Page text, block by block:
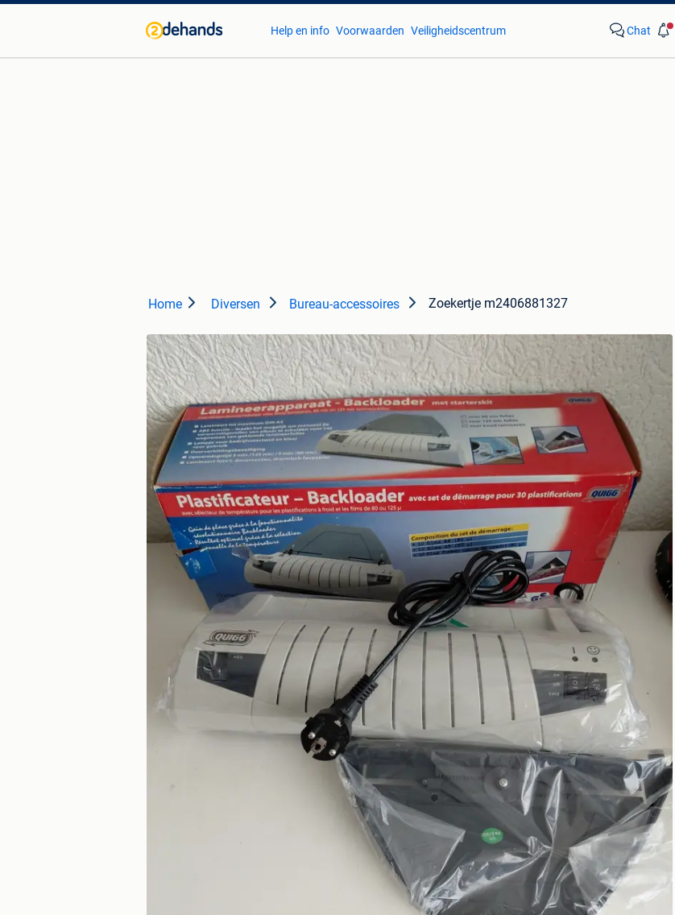
Help en info Voorwaarden Veiligheidscentrum Chat
Home Diversen Bureau-accessoires Zoekertje m2406881327